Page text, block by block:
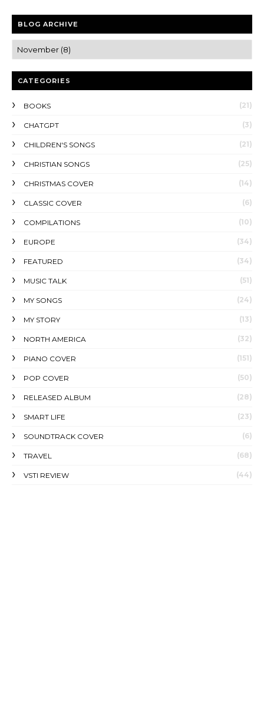
BLOG ARCHIVE
CATEGORIES
BOOKS (21)
CHATGPT (3)
CHILDREN'S SONGS (21)
CHRISTIAN SONGS (25)
CHRISTMAS COVER (14)
CLASSIC COVER (6)
COMPILATIONS (10)
EUROPE (34)
FEATURED (34)
MUSIC TALK (51)
MY SONGS (24)
MY STORY (13)
NORTH AMERICA (32)
PIANO COVER (151)
POP COVER (50)
RELEASED ALBUM (28)
SMART LIFE (23)
SOUNDTRACK COVER (6)
TRAVEL (68)
VSTI REVIEW (44)